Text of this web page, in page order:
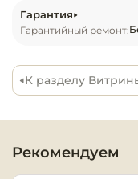
Опция:
гастроемкости
Гарантия
Гарантийный ремонт:
К разделу
Рекомендуем